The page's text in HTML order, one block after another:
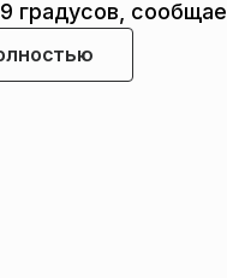
градусов,